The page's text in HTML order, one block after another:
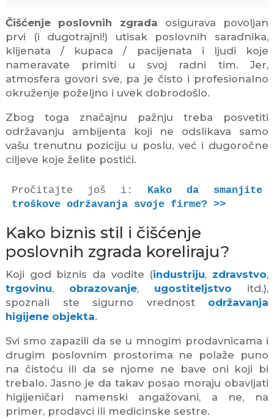
Čišćenje poslovnih zgrada osigurava povoljan
prvi (i dugotrajni!) utisak poslovnih saradnika,
klijenata / kupaca / pacijenata i ljudi koje
nameravate primiti u svoj radni tim. Jer,
atmosfera govori sve, pa je čisto i profesionalno
okruženje poželjno i uvek dobrodošlo.
Zbog toga značajnu pažnju treba posvetiti
održavanju ambijenta koji ne odslikava samo
vašu trenutnu poziciju u poslu, već i dugoročne
ciljeve koje želite postići.
Pročitajte još i: Kako da smanjite
troškove održavanja svoje firme? >>
Kako biznis stil i čišćenje
poslovnih zgrada koreliraju?
Koji god biznis da vodite (industriju, zdravstvo,
trgovinu, obrazovanje, ugostiteljstvo itd.),
spoznali ste sigurno vrednost održavanja
higijene objekta.
Svi smo zapazili da se u mnogim prodavnicama i
drugim poslovnim prostorima ne polaže puno
na čistoću ili da se njome ne bave oni koji bi
trebalo. Jasno je da takav posao moraju obavljati
higijeničari namenski angažovani, a ne, na
primer, prodavci ili medicinske sestre.